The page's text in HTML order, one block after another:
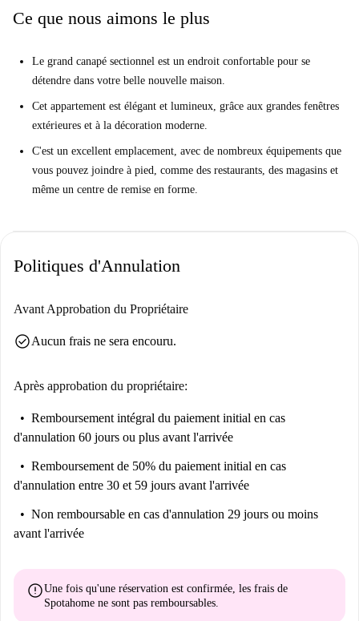
rendre au supermarché le plus proche en seulement 1 minute. Vous
7 minutes, vous pouvez marcher jusqu'à la grande et belle Place Marie-
Louise. Il y a même un centre de remise en forme Basic Fit que vous
pouvez rejoindre en seulement 4 minutes à pied.
Ce que nous aimons le plus
Le grand canapé sectionnel est un endroit confortable pour se
détendre dans votre belle nouvelle maison.
Cet appartement est élégant et lumineux, grâce aux grandes fenêtres
extérieures et à la décoration moderne.
C'est un excellent emplacement, avec de nombreux équipements que
vous pouvez joindre à pied, comme des restaurants, des magasins et
même un centre de remise en forme.
Politiques d'Annulation
Avant Approbation du Propriétaire
check_circleAucun frais ne sera encouru.
Après approbation du propriétaire:
Remboursement intégral du paiement initial en cas
d'annulation 60 jours ou plus avant l'arrivée
Remboursement de 50% du paiement initial en cas
d'annulation entre 30 et 59 jours avant l'arrivée
Non remboursable en cas d'annulation 29 jours ou moins
avant l'arrivée
errorUne fois qu'une réservation est confirmée, les frais de
Spotahome ne sont pas remboursables.